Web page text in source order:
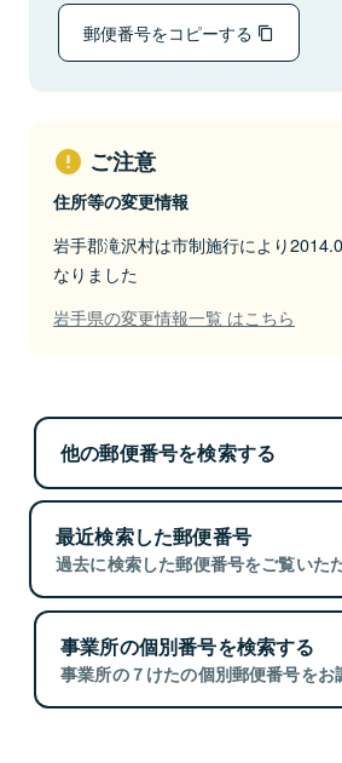
郵便番号をコピーする
ご注意
住所等の変更情報
岩手郡滝沢村は市制施行により
なりました
岩手県の変更情報一覧 はこちら
他の郵便番号を検索する
最近検索した郵便番号
過去に検索した郵便番号をご覧いた
事業所の個別番号を検索する
事業所の７けたの個別郵便番号をお